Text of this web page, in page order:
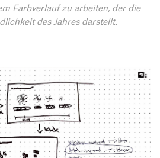
Farbverlauf zu arbeiten, der die
des Jahres darstellt.